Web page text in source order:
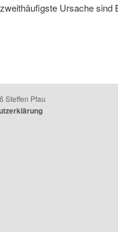
Ursache sind
Steffen Pfau